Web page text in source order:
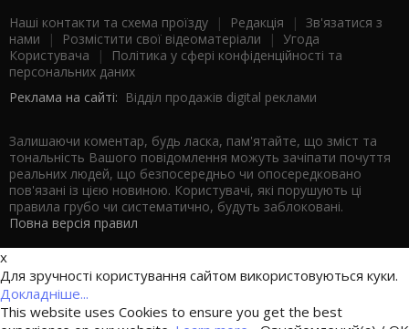
Наші контакти та схема проїзду | Редакція | Зв'язатися з
нами | Розмістити свої відеоматеріали | Угода
Користувача |
Політика у сфері конфіденційності та
персональних даних
Реклама на сайті: Відділ продажів digital реклами
Залишаючи коментар, будь ласка, пам'ятайте, що зміст та
тональність Вашого повідомлення можуть зачіпати почуття
реальних людей, що безпосередньо чи опосередковано
пов'язані із цією новиною. Користувачі, які порушують ці
правила грубо чи систематично, будуть заблоковані.
Повна версія правил
x
Для зручності користування сайтом використовуються куки.
Докладніше...
This website uses Cookies to ensure you get the best